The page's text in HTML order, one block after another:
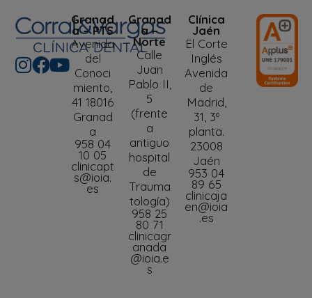
Granad
a – PTS
Avenida
del
Conoci
miento,
41 18016
Granad
a
958 04
10 05
clinicapt
s@ioia.
es
Granad
a –
Norte
Calle
Juan
Pablo II,
5
(frente
a
antiguo
hospital
de
Trauma
tología)
958 25
80 71
clinicagr
anada
@ioia.e
s
Clínica
Jaén
El Corte
Inglés
Avenida
de
Madrid,
31, 3º
planta.
23008
Jaén
953 04
89 65
clinicaja
en@ioia
.es